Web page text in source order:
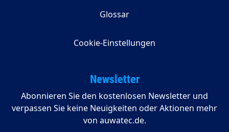
Glossar
Cookie-Einstellungen
Newsletter
Abonnieren Sie den kostenlosen Newsletter und
verpassen Sie keine Neuigkeiten oder Aktionen mehr
von auwatec.de.